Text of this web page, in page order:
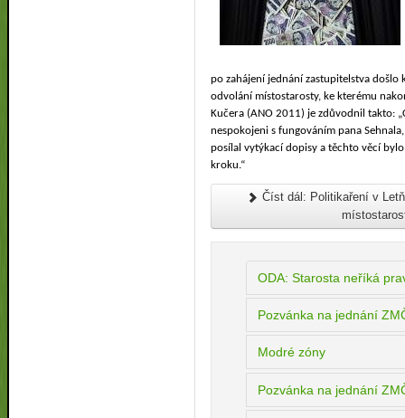
po zahájení jednání zastupitelstva
odvolání místostarosty, ke kterému
Kučera (ANO 2011) je zdůvodnil takto:
nespokojeni s fungováním pana
posílal vytýkací dopisy a těchto věcí
kroku.“
Číst dál: Politikaření v
ODA: Starosta neříká
Pozvánka na jednání
Modré zóny
Pozvánka na jednání